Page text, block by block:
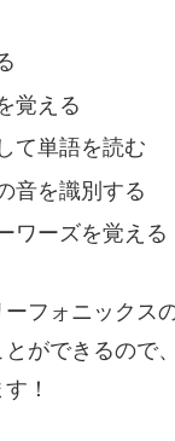
覚える
て単語を読む
音を識別する
ワーズを覚える
ーフォニックス
ができるので
！